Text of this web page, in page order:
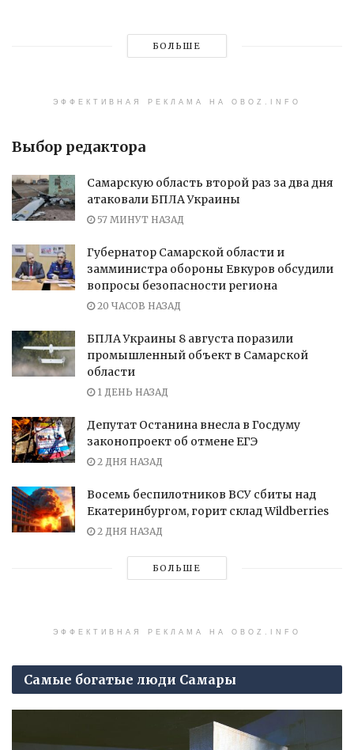
БОЛЬШЕ
ЭФФЕКТИВНАЯ РЕКЛАМА НА OBOZ.INFO
Выбор редактора
Самарскую область второй раз за два дня
атаковали БПЛА Украины
57 МИНУТ НАЗАД
Губернатор Самарской области и
замминистра обороны Евкуров обсудили
вопросы безопасности региона
20 ЧАСОВ НАЗАД
БПЛА Украины 8 августа поразили
промышленный объект в Самарской
области
1 ДЕНЬ НАЗАД
Депутат Останина внесла в Госдуму
законопроект об отмене ЕГЭ
2 ДНЯ НАЗАД
Восемь беспилотников ВСУ сбиты над
Екатеринбургом, горит склад Wildberries
2 ДНЯ НАЗАД
БОЛЬШЕ
ЭФФЕКТИВНАЯ РЕКЛАМА НА OBOZ.INFO
Самые богатые люди Самары